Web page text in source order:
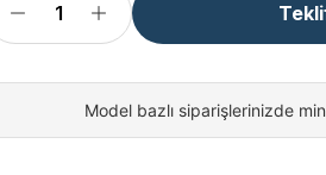
Model bazlı siparişlerinizde